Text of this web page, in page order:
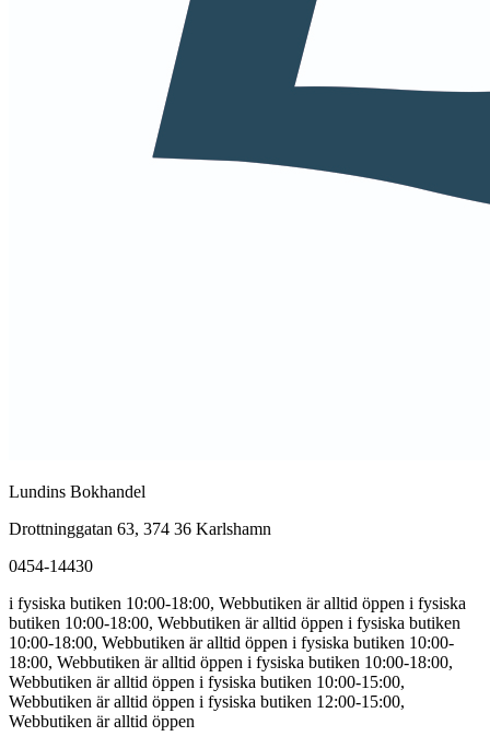
Lundins Bokhandel
Drottninggatan 63, 374 36 Karlshamn
0454-14430
i fysiska butiken 10:00-18:00, Webbutiken är alltid öppen i fysiska
butiken 10:00-18:00, Webbutiken är alltid öppen i fysiska butiken
10:00-18:00, Webbutiken är alltid öppen i fysiska butiken 10:00-
18:00, Webbutiken är alltid öppen i fysiska butiken 10:00-18:00,
Webbutiken är alltid öppen i fysiska butiken 10:00-15:00,
Webbutiken är alltid öppen i fysiska butiken 12:00-15:00,
Webbutiken är alltid öppen